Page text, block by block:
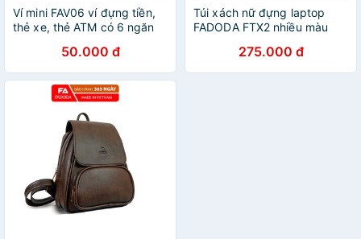
Ví mini FAV06 ví đựng tiền,
thẻ xe, thẻ ATM có 6 ngăn
Fadoda . Bảo hành 1 năm
50.000 đ
Túi xách nữ đựng laptop
FADODA FTX2 nhiều màu
275.000 đ